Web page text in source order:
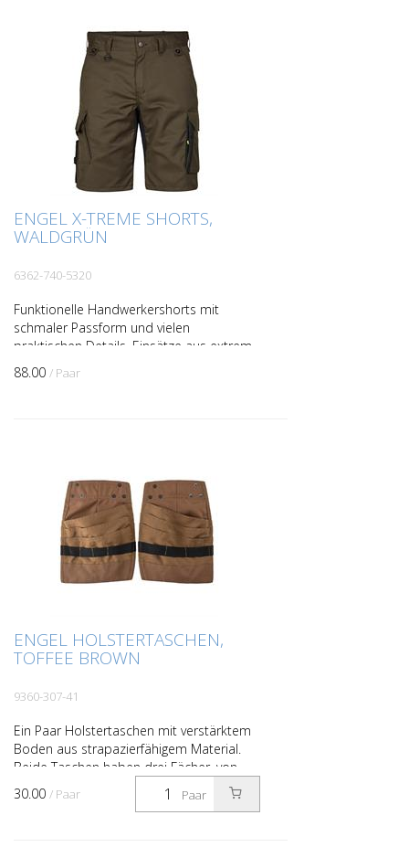
ENGEL X-TREME SHORTS,
WALDGRÜN
6362-740-5320
Funktionelle Handwerkershorts mit
schmaler Passform und vielen
praktischen Details. Einsätze aus extrem
elastischem, atmungsaktivem
Stretchmaterial im hinteren Bereich so...
88.00 / Paar
ENGEL HOLSTERTASCHEN,
TOFFEE BROWN
9360-307-41
Ein Paar Holstertaschen mit verstärktem
Boden aus strapazierfähigem Material.
Beide Taschen haben drei Fächer, von
denen das eine zusätzlich unterteilt ist, z.
B. für kle...
Paar
30.00 / Paar